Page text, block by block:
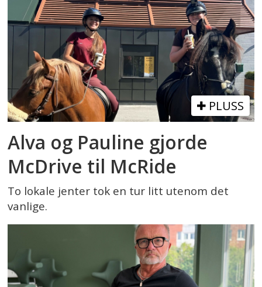
PLUSS
Alva og Pauline gjorde
McDrive til McRide
To lokale jenter tok en tur litt utenom det
vanlige.